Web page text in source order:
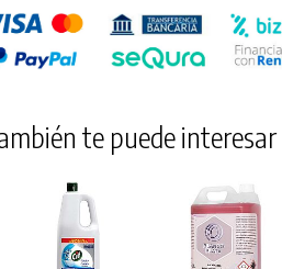
te puede interesar